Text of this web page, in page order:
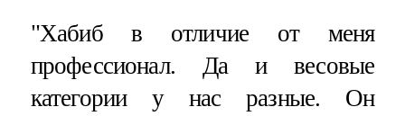
"Хабиб в отличие от меня
профессионал. Да и весовые
категории у нас разные. Он